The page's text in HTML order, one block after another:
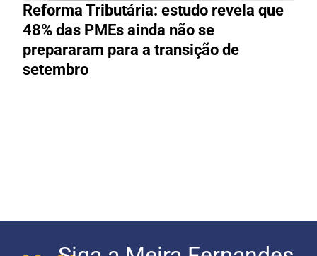
Reforma Tributária: estudo revela que
48% das PMEs ainda não se
prepararam para a transição de
setembro